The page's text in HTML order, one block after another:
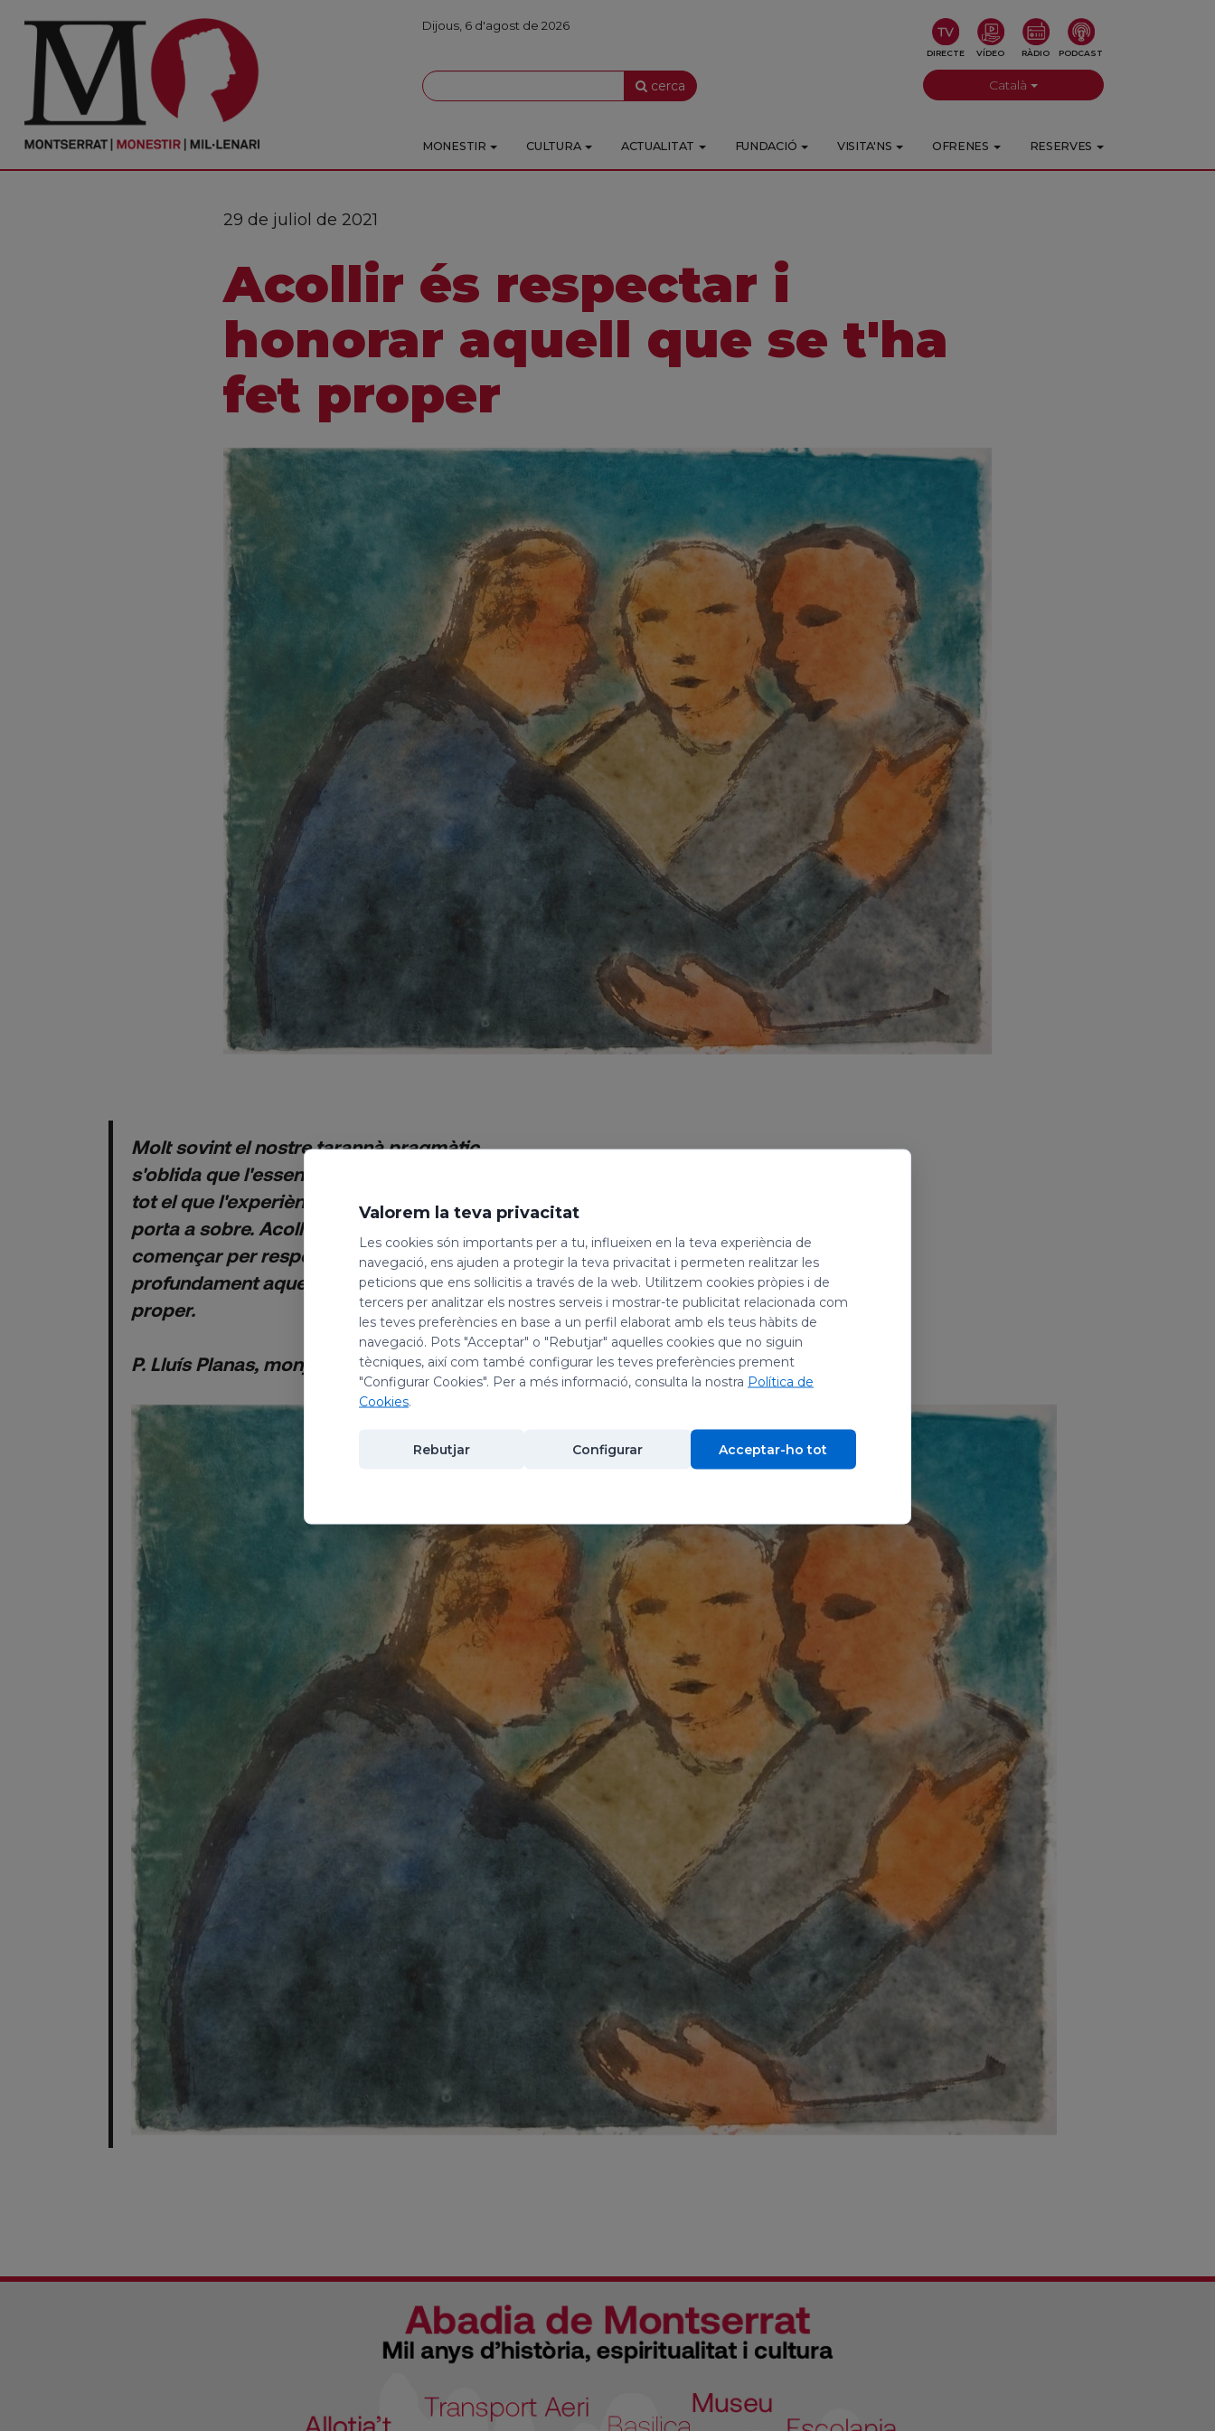
PORTADA
Monestir
Dijous, 6 d'agost de 2026
cerca
DIRECTE VÍDEO RÀDIO PODCAST
Català
MONESTIR CULTURA ACTUALITAT FUNDACIÓ VISITA'NS OFRENES RESERVES
29 de juliol de 2021
Acollir és respectar i
honorar aquell que se t'ha
fet proper
Molt sovint el nostre tarannà pragmàtic
s'oblida que l'essencial és la persona, i
tot el que l'experiència de la persona
porta a sobre. Acollir és, doncs,
començar per respectar i honorar
profundament aquell que se t'ha fet
proper.
P. Lluís Planas, monjo de Montserrat
Valorem la teva privacitat
Les cookies són importants per a tu, influeixen en la teva experiència de
navegació, ens ajuden a protegir la teva privacitat i permeten realitzar les
peticions que ens sol·licitis a través de la web. Utilitzem cookies pròpies i de
tercers per analitzar els nostres serveis i mostrar-te publicitat relacionada com
les teves preferències en base a un perfil elaborat amb els teus hàbits de
navegació. Pots "Acceptar" o "Rebutjar" aquelles cookies que no siguin
tècniques, així com també configurar les teves preferències prement
"Configurar Cookies". Per a més informació, consulta la nostra Política de
Cookies.
Rebutjar Configurar Acceptar-ho tot